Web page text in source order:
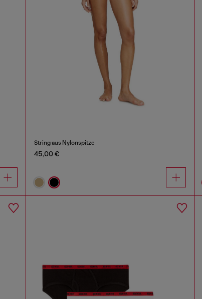
String aus Nylonspitze
45,00 €